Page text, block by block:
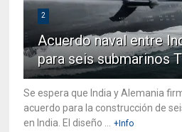
2
Acuerdo naval entre
para seis submarinos
Se espera que India y Alemania
acuerdo para la construcción de
en India. El diseño ...
+Info